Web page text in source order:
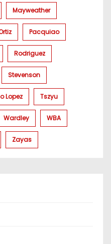
Mayweather
Pacquiao
Rodriguez
Stevenson
Lopez Tszyu
Wardley WBA
Zayas